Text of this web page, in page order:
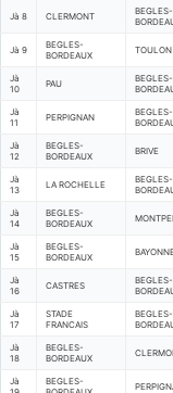
Jà 8 CLERMONT
BEGLES-
Jà 9
BEGLES-
BORDEAUX
TOULON
Jà
10
PAU
BEGLES-
Jà
11
PERPIGNAN
BEGLES-
Jà
12
BEGLES-
BORDEAUX
BRIVE
Jà
13
LA ROCHELLE
BEGLES-
Jà
14
BEGLES-
BORDEAUX
Jà
15
BEGLES-
BORDEAUX
Jà
16
CASTRES
BEGLES-
Jà
17
STADE
FRANCAIS
BEGLES-
Jà
18
BEGLES-
BORDEAUX
Jà
BEGLES-